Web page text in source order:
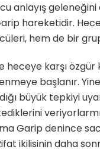
anlayış geleneğini
hareketidir.
hem de bir
heceye karşı özgür
başlanır.
büyük tepkiyi
Garip denince
ikilisinin daha